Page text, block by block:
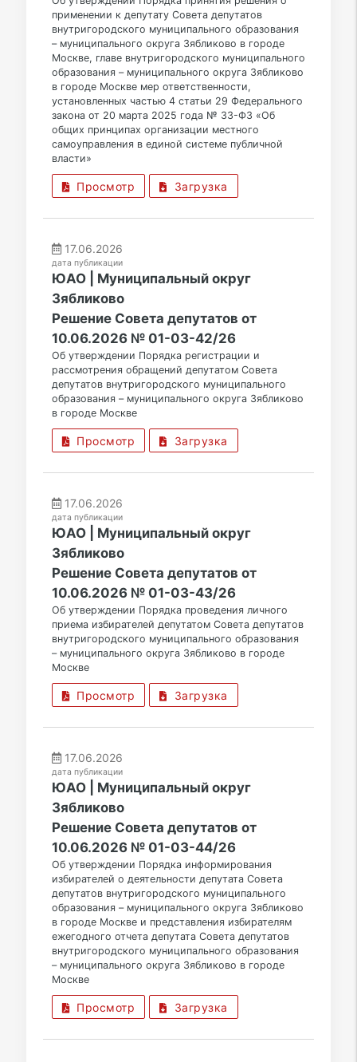
применении к депутату Совета депутатов
внутригородского муниципального образования
– муниципального округа Зябликово в городе
Москве, главе внутригородского муниципального
образования – муниципального округа Зябликово
в городе Москве мер ответственности,
установленных частью 4 статьи 29 Федерального
закона от 20 марта 2025 года № 33-ФЗ «Об
общих принципах организации местного
самоуправления в единой системе публичной
власти»
Просмотр Загрузка
17.06.2026
дата публикации
ЮАО | Муниципальный округ
Зябликово
Решение Совета депутатов от
10.06.2026 № 01-03-42/26
Об утверждении Порядка регистрации и
рассмотрения обращений депутатом Совета
депутатов внутригородского муниципального
образования – муниципального округа Зябликово
в городе Москве
Просмотр Загрузка
17.06.2026
дата публикации
ЮАО | Муниципальный округ
Зябликово
Решение Совета депутатов от
10.06.2026 № 01-03-43/26
Об утверждении Порядка проведения личного
приема избирателей депутатом Совета депутатов
внутригородского муниципального образования
– муниципального округа Зябликово в городе
Москве
Просмотр Загрузка
17.06.2026
дата публикации
ЮАО | Муниципальный округ
Зябликово
Решение Совета депутатов от
10.06.2026 № 01-03-44/26
Об утверждении Порядка информирования
избирателей о деятельности депутата Совета
депутатов внутригородского муниципального
образования – муниципального округа Зябликово
в городе Москве и представления избирателям
ежегодного отчета депутата Совета депутатов
внутригородского муниципального образования
– муниципального округа Зябликово в городе
Москве
Просмотр Загрузка